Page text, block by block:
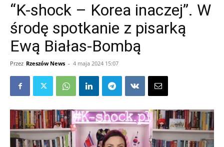
“K-shock – Korea inaczej”. W
środę spotkanie z pisarką
Ewą Białas-Bombą
Przez Rzeszów News - 4 maja 2024 15:07